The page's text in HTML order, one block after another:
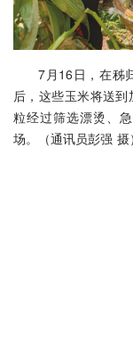
7月16日，在秭
后，这些玉米将送
粒经过筛选漂烫、
场。（通讯员彭强 摄）